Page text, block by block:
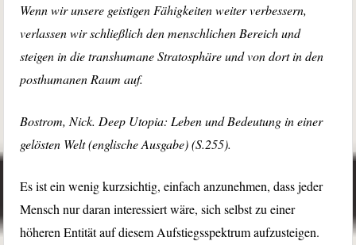
Wenn wir unsere geistigen Fähigkeiten weiter verbessern,
verlassen wir schließlich den menschlichen Bereich und
steigen in die transhumane Stratosphäre und von dort in den
posthumanen Raum auf.
Bostrom, Nick. Deep Utopia: Leben und Bedeutung in einer
gelösten Welt (englische Ausgabe) (S.255).
Es ist ein wenig kurzsichtig, einfach anzunehmen, dass jeder
Mensch nur daran interessiert wäre, sich selbst zu einer
höheren Entität auf diesem Aufstiegsspektrum aufzusteigen.